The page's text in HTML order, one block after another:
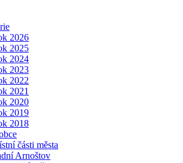
2026
2025
2024
2023
2022
2021
2020
2019
2018
části města
Arnoštov